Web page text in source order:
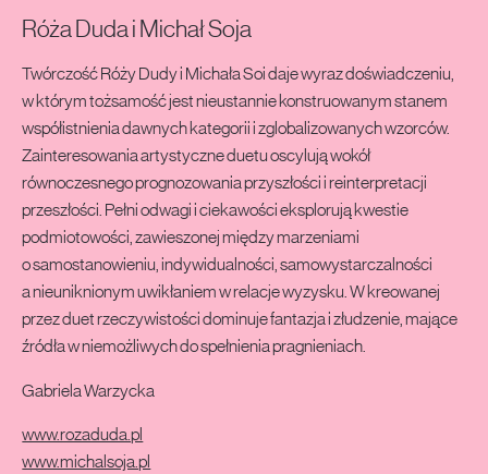
Róża Duda i Michał Soja
Twórczość Róży Dudy i Michała Soi daje wyraz doświadczeniu,
w którym tożsamość jest nieustannie konstruowanym stanem
współistnienia dawnych kategorii i zglobalizowanych wzorców.
Zainteresowania artystyczne duetu oscylują wokół
równoczesnego prognozowania przyszłości i reinterpretacji
przeszłości. Pełni odwagi i ciekawości eksplorują kwestie
podmiotowości, zawieszonej między marzeniami
o samostanowieniu, indywidualności, samowystarczalności
a nieuniknionym uwikłaniem w relacje wyzysku. W kreowanej
przez duet rzeczywistości dominuje fantazja i złudzenie, mające
źródła w niemożliwych do spełnienia pragnieniach.
Gabriela Warzycka
www.rozaduda.pl
www.michalsoja.pl